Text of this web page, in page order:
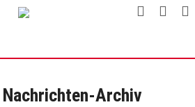
Nachrichten-Archiv